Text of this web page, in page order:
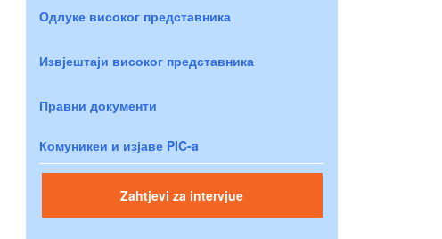
Одлуке високог представника
Извјештаји високог представника
Правни документи
Комуникеи и изјаве PIC-a
Zahtjevi za intervjue